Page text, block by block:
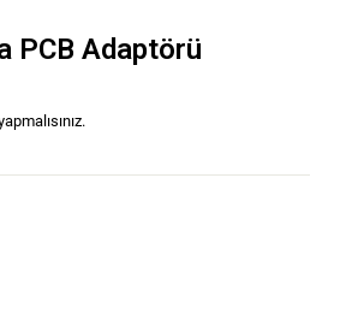
PCB Adaptörü